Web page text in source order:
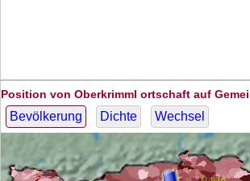
Position von Oberkrimml ortschaft auf
Bevölkerung Dichte Wechsel